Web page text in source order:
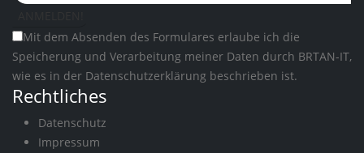
Mit dem Absenden des Formulares erlaube ich die
Speicherung und Verarbeitung meiner Daten durch BRTAN-IT,
wie es in der Datenschutzerklärung beschrieben ist.
Rechtliches
Datenschutz
Impressum